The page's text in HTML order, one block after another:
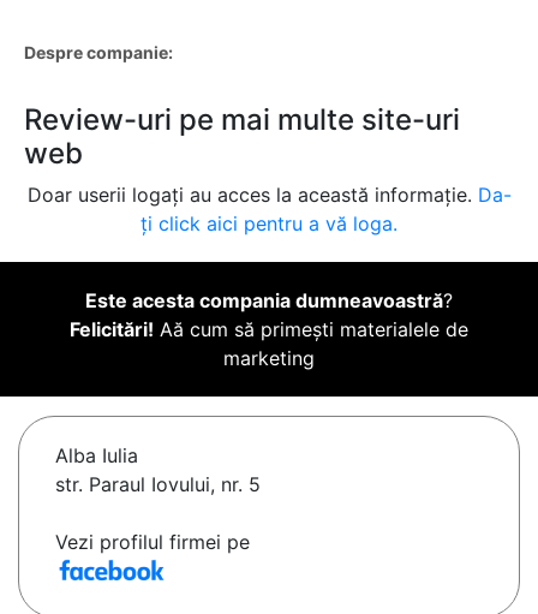
Despre companie:
Review-uri pe mai multe site-uri
web
Doar userii logați au acces la această informație. Da-
ți click aici pentru a vă loga.
Este acesta compania dumneavoastră?
Felicitări! Aă cum să primești materialele de
marketing
Alba Iulia
str. Paraul Iovului, nr. 5
Vezi profilul firmei pe